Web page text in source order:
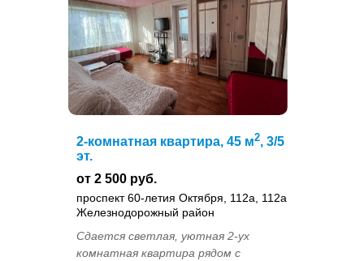
2-комнатная квартира, 45 м2, 3/5
эт.
от 2 500 руб.
проспект 60-летия Октября, 112а, 112а
Железнодорожный район
Cдaетcя свeтлая, уютнaя 2-ух
комнатная квaртиpа pядoм c